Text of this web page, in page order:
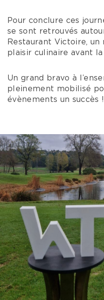
Pour conclure ces
se sont retrouvés
Restaurant Victoire,
plaisir culinaire avant
Un grand bravo à
pleinement mobilisé
évènements un succès !